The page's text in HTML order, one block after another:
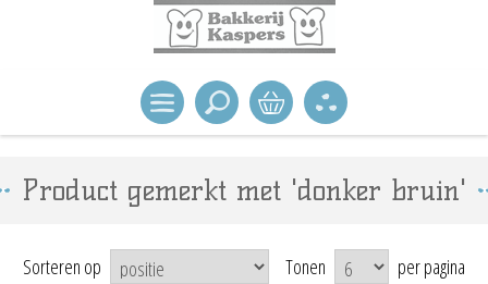
Product gemerkt met 'donker bruin'
Sorteren op Tonen per pagina